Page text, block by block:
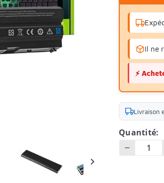

Il ne
⚡
Livraison
Quantité: